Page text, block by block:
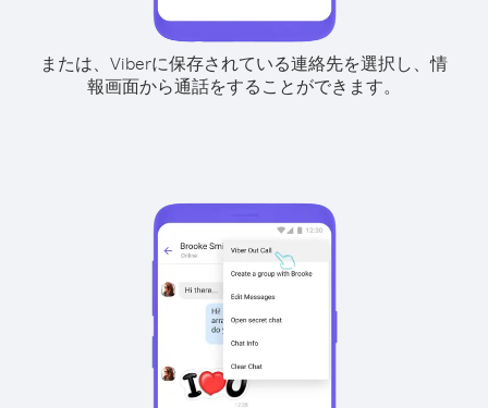
または、Viberに保存されている連絡先を選択し、情
報画面から通話をすることができます。